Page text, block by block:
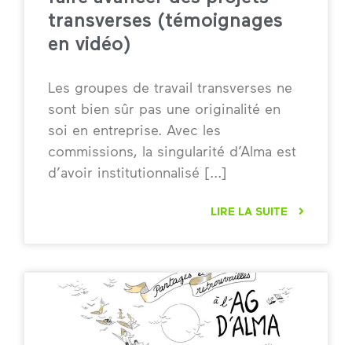
transverses (témoignages
en vidéo)
Les groupes de travail transverses ne
sont bien sûr pas une originalité en
soi en entreprise. Avec les
commissions, la singularité d’Alma est
d’avoir institutionnalisé
LIRE LA SUITE